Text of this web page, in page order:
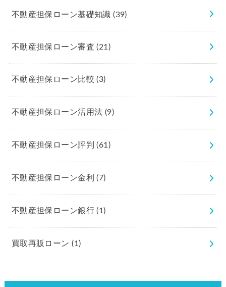
不動産担保ローン基礎知識(39)
不動産担保ローン審査(21)
不動産担保ローン比較(3)
不動産担保ローン活用法 (9)
不動産担保ローン評判(61)
不動産担保ローン金利(7)
不動産担保ローン銀行(1)
買取再販ローン(1)